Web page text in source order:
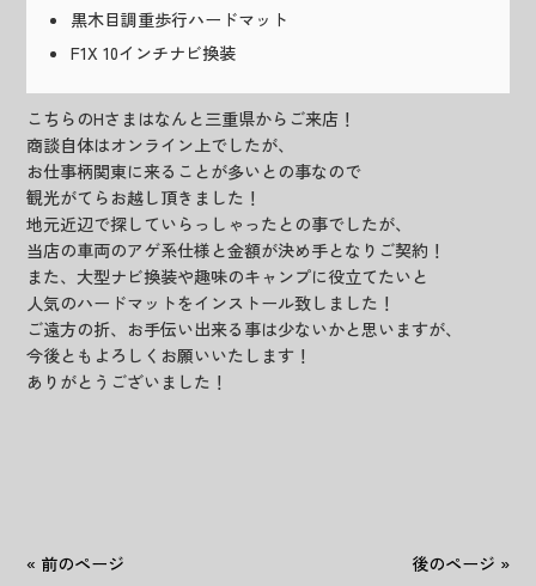
黒木目調重歩行ハードマット
F1X 10インチナビ換装
こちらのHさまはなんと三重県からご来店！
商談自体はオンライン上でしたが、
お仕事柄関東に来ることが多いとの事なので
観光がてらお越し頂きました！
地元近辺で探していらっしゃったとの事でしたが、
当店の車両のアゲ系仕様と金額が決め手となりご契約！
また、大型ナビ換装や趣味のキャンプに役立てたいと
人気のハードマットをインストール致しました！
ご遠方の折、お手伝い出来る事は少ないかと思いますが、
今後ともよろしくお願いいたします！
ありがとうございました！
« 前のページ 後のページ »